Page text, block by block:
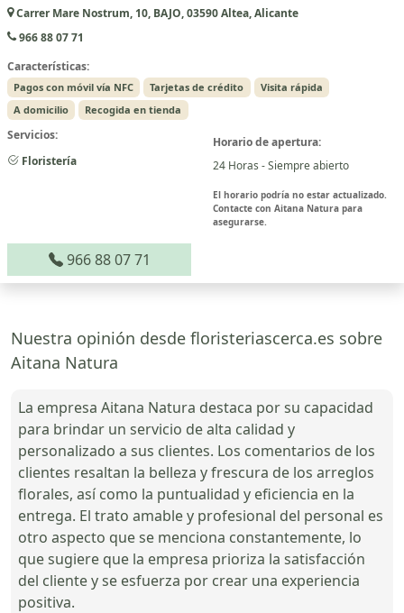
Carrer Mare Nostrum, 10, BAJO, 03590 Altea, Alicante
966 88 07 71
Características:
Pagos con móvil vía NFC Tarjetas de crédito
Visita rápida
A domicilio
Recogida en tienda
Servicios:
Floristería
Horario de apertura:
24 Horas - Siempre abierto
El horario podría no estar actualizado.
Contacte con Aitana Natura para
asegurarse.
966 88 07 71
Nuestra opinión desde floristeriascerca.es sobre
Aitana Natura
La empresa Aitana Natura destaca por su capacidad
para brindar un servicio de alta calidad y
personalizado a sus clientes. Los comentarios de los
clientes resaltan la belleza y frescura de los arreglos
florales, así como la puntualidad y eficiencia en la
entrega. El trato amable y profesional del personal es
otro aspecto que se menciona constantemente, lo
que sugiere que la empresa prioriza la satisfacción
del cliente y se esfuerza por crear una experiencia
positiva.